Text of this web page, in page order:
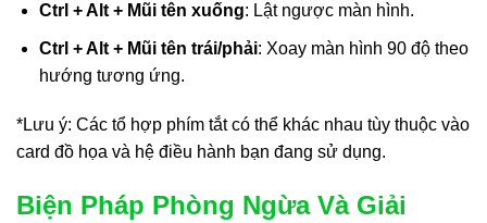
Ctrl + Alt + Mũi tên xuống: Lật ngược màn hình.
Ctrl + Alt + Mũi tên trái/phải: Xoay màn hình 90 độ theo
hướng tương ứng.
*Lưu ý: Các tổ hợp phím tắt có thể khác nhau tùy thuộc vào
card đồ họa và hệ điều hành bạn đang sử dụng.
Biện Pháp Phòng Ngừa Và Giải